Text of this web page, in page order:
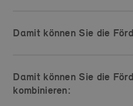
Damit können Sie die
Damit können Sie die
kombinieren: